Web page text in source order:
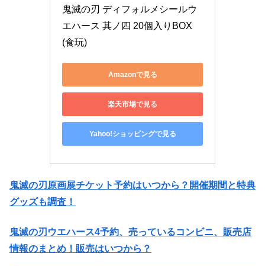
鬼滅の刃 ディフォルメシールウ
エハース 其ノ四 20個入りBOX
(食玩)
Amazonで見る
楽天市場で見る
Yahoo!ショッピングで見る
鬼滅の刃原画展チケット予約はいつから？開催期間と特典
グッズも調査！
鬼滅の刃ウエハース4予約、売っているコンビニ、販売店
情報のまとめ！販売はいつから？